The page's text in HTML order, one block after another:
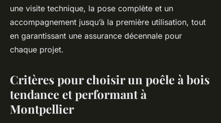
une visite technique, la pose complète et un
accompagnement jusqu’à la première utilisation, tout
en garantissant une assurance décennale pour
chaque projet.
Critères pour choisir un poêle à bois
tendance et performant à
Montpellier